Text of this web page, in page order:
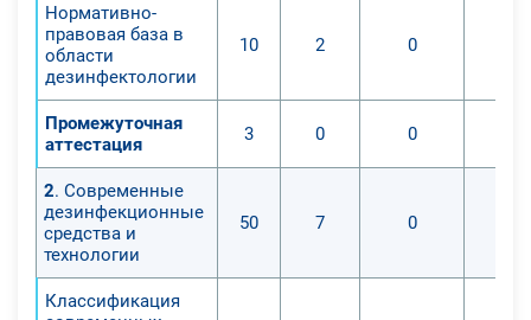
Нормативно-
правовая база в
области
дезинфектологии
10 2 0
Промежуточная
аттестация
3 0 0
2. Современные
дезинфекционные
средства и
технологии
50 7 0
Классификация